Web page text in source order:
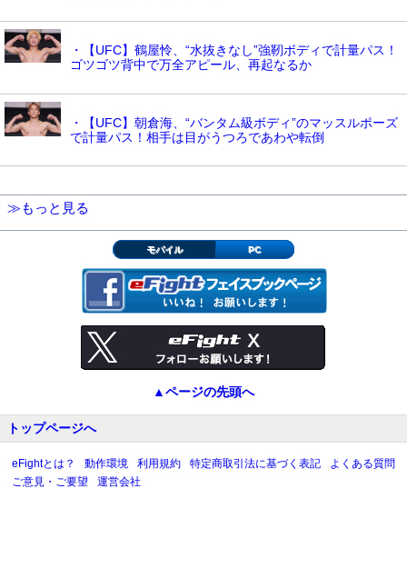
・【UFC】鶴屋怜、“水抜きなし”強靭ボディで計量パス！
ゴツゴツ背中で万全アピール、再起なるか
・【UFC】朝倉海、“バンタム級ボディ”のマッスルポーズ
で計量パス！相手は目がうつろであわや転倒
≫もっと見る
モバイル PC
▲ページの先頭へ
トップページへ
eFightとは？ 動作環境 利用規約 特定商取引法に基づく表記
よくある質問
ご意見・ご要望
運営会社